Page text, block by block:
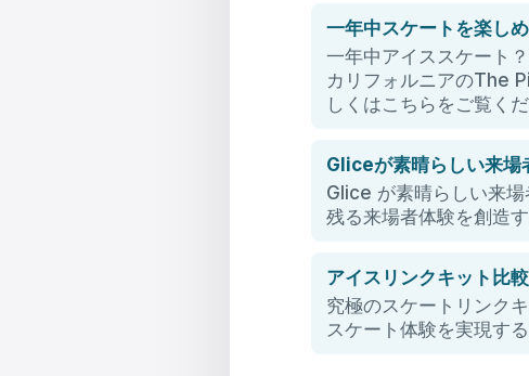
一年中スケートを楽し
一年中アイススケート
カリフォルニアのThe
しくはこちらをご覧くだ
Gliceが素晴らしい来場
Glice が素晴らしい来
残る来場者体験を創造
アイスリンクキット比
究極のスケートリンク
スケート体験を実現す